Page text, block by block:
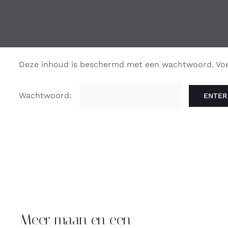
Deze inhoud is beschermd met een wachtwoord.
Wachtwoord:
Meer maan en een